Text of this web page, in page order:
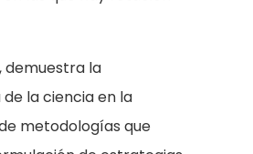
demuestra la
la ciencia en la
metodologías que